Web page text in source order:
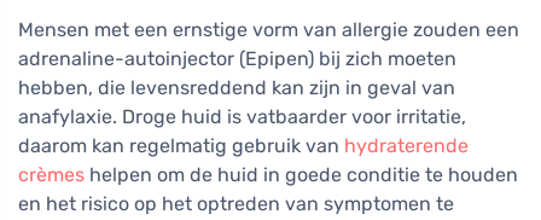
Mensen met een ernstige vorm van allergie zouden een
adrenaline-autoinjector (Epipen) bij zich moeten
hebben, die levensreddend kan zijn in geval van
anafylaxie. Droge huid is vatbaarder voor irritatie,
daarom kan regelmatig gebruik van hydraterende
crèmes helpen om de huid in goede conditie te houden
en het risico op het optreden van symptomen te